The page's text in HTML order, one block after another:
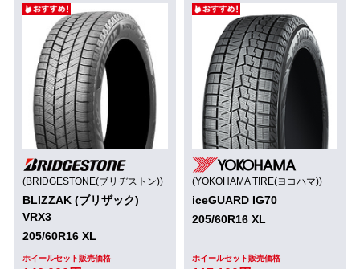
(BRIDGESTONE(ブリヂストン))
BLIZZAK (ブリザック)
VRX3
205/60R16 XL
ホイールセット販売価格
(YOKOHAMA TIRE(ヨコハマ))
iceGUARD IG70
205/60R16 XL
ホイールセット販売価格